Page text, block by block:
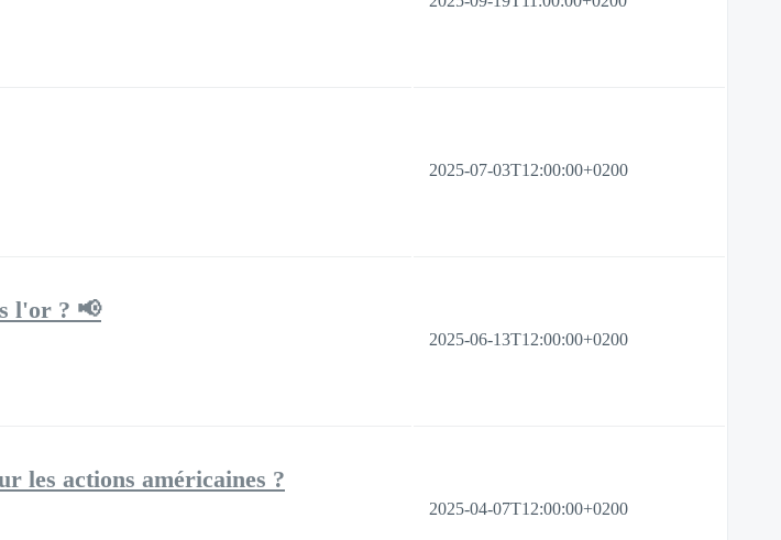
2025-07-03T12:00:00+0200
l'or ? 📢
2025-06-13T12:00:00+0200
les actions américaines ?
2025-04-07T12:00:00+0200